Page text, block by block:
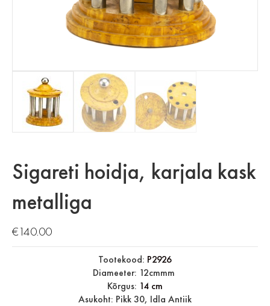
Sigareti hoidja, karjala kask
metalliga
€140.00
Tootekood: P2926
Diameeter: 12cmmm
Kõrgus: 14 cm
Asukoht: Pikk 30, Idla Antiik